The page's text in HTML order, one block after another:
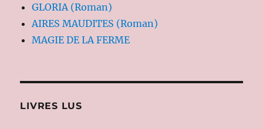
GLORIA (Roman)
AIRES MAUDITES (Roman)
MAGIE DE LA FERME
LIVRES LUS